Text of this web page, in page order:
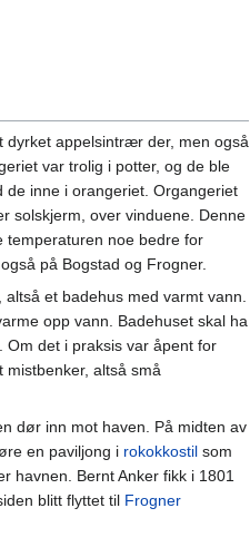
dyrket appelsintrær der, men også
var trolig i potter, og de ble
inne i orangeriet. Organgeriet
solskjerm, over vinduene. Denne
temperaturen noe bedre for
på Bogstad og Frogner.
et badehus med varmt vann.
opp vann. Badehuset skal ha
det i praksis var åpent for
mistbenker, altså små
dør inn mot haven. På midten av
en paviljong i rokokkostil som
havnen. Bernt Anker fikk i 1801
blitt flyttet til Frogner